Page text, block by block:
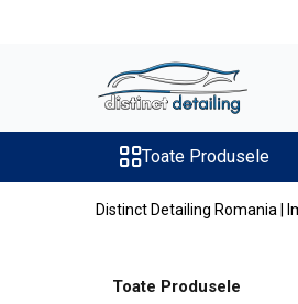
Toate Produsele
Unelte Tornador®
Piese de Schimb Tornador®
Maşini de Polishat
Lămpi Inspecţie şi Lucru
Toate Produsele
Distinct Detailing Romania |
Toate Produsele